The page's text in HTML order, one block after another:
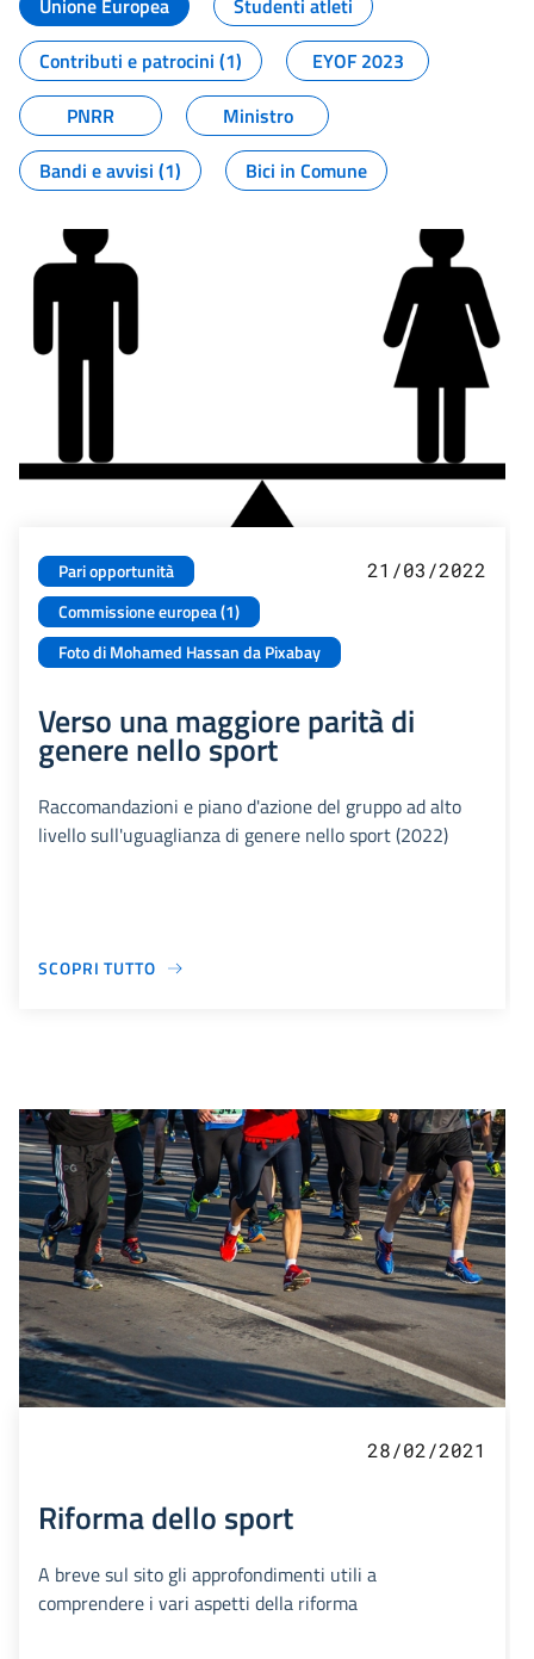
Unione Europea
Studenti atleti
Contributi e patrocini (1)
EYOF 2023
PNRR
Ministro
Bandi e avvisi (1)
Bici in Comune
Pari opportunità
Commissione europea (1)
Foto di Mohamed Hassan da Pixabay
21/03/2022
Verso una maggiore parità di
genere nello sport
Raccomandazioni e piano d'azione del gruppo ad alto
livello sull'uguaglianza di genere nello sport (2022)
SCOPRI TUTTO
28/02/2021
Riforma dello sport
A breve sul sito gli approfondimenti utili a
comprendere i vari aspetti della riforma